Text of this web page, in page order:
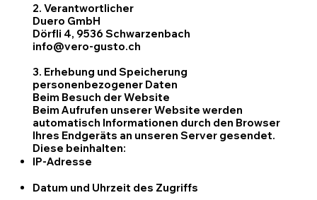
2. Verantwortlicher
Duero GmbH
Dörfli 4, 9536 Schwarzenbach
info@vero-gusto.ch
3. Erhebung und Speicherung
personenbezogener Daten
Beim Besuch der Website
Beim Aufrufen unserer Website werden
automatisch Informationen durch den Browser
Ihres Endgeräts an unseren Server gesendet.
Diese beinhalten:
IP-Adresse
Datum und Uhrzeit des Zugriffs